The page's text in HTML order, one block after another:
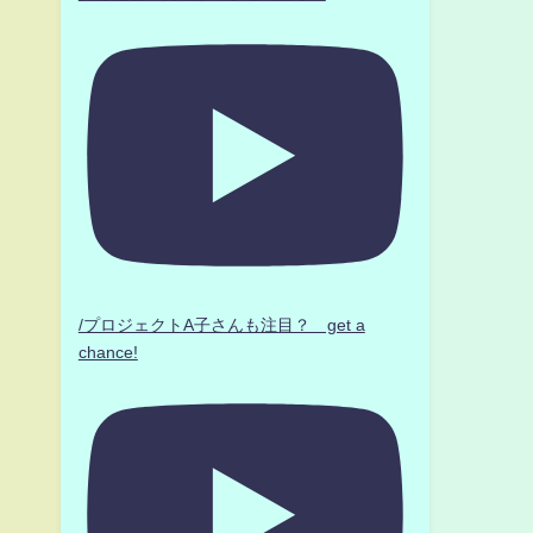
/プロジェクトA子さんも注目？ get a
chance!